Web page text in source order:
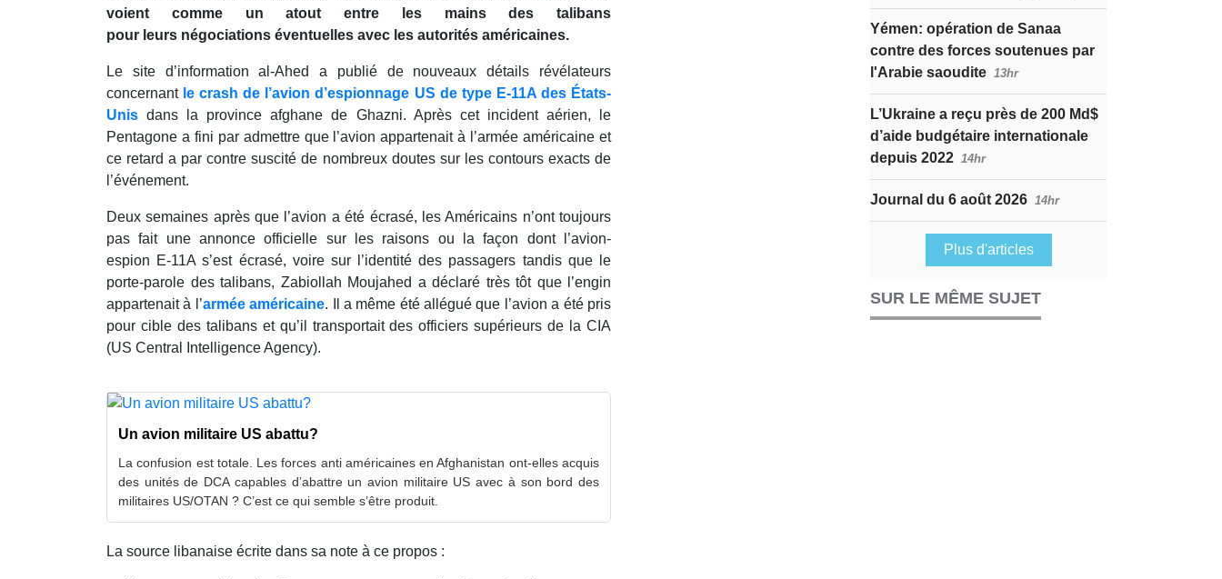
voient comme un atout entre les mains des talibans
pour leurs négociations éventuelles avec les autorités américaines.
Le site d’information al-Ahed a publié de nouveaux détails révélateurs
concernant le crash de l’avion d’espionnage US de type E-11A des États-
Unis dans la province afghane de Ghazni. Après cet incident aérien, le
Pentagone a fini par admettre que l’avion appartenait à l’armée américaine et
ce retard a par contre suscité de nombreux doutes sur les contours exacts de
l’événement.
Deux semaines après que l’avion a été écrasé, les Américains n’ont toujours
pas fait une annonce officielle sur les raisons ou la façon dont l’avion-
espion E-11A s’est écrasé, voire sur l’identité des passagers tandis que le
porte-parole des talibans, Zabiollah Moujahed a déclaré très tôt que l’engin
appartenait à l’armée américaine. Il a même été allégué que l’avion a été pris
pour cible des talibans et qu’il transportait des officiers supérieurs de la CIA
(US Central Intelligence Agency).
Un avion militaire US abattu?
La confusion est totale. Les forces anti américaines en Afghanistan ont-elles acquis
des unités de DCA capables d’abattre un avion militaire US avec à son bord des
militaires US/OTAN ? C’est ce qui semble s’être produit.
La source libanaise écrite dans sa note à ce propos :
Yémen: opération de Sanaa
contre des forces soutenues par
l'Arabie saoudite 13hr
L’Ukraine a reçu près de 200 Md$
d’aide budgétaire internationale
depuis 2022 14hr
Journal du 6 août 2026 14hr
Plus d'articles
SUR LE MÊME SUJET